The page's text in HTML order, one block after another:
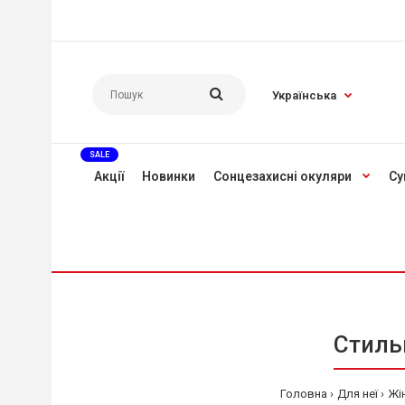
Українська
Акції
SALE
Новинки Сонцезахисні окуляри
Головна Для неї